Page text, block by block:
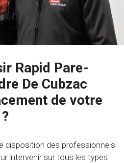
Rapid Pare-
De Cubzac
de votre
disposition des professionnels
intervenir sur tous les types